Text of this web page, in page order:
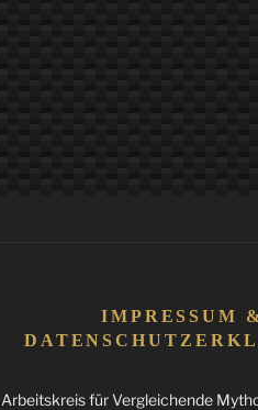
IMPRESSUM &
Arbeitskreis für Vergleichende